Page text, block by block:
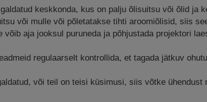
keskkonda, kus on palju õlisuitsu või õlid ja
või mulle või põletatakse tihti aroomiõlisid, siis
aja jooksul puruneda ja põhjustada projektori
regulaarselt kontrollida, et tagada jätkuv
või teil on teisi küsimusi, siis võtke ühendust